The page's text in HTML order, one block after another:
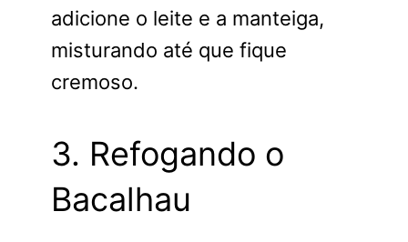
adicione o leite e a manteiga,
misturando até que fique
cremoso.
3. Refogando o
Bacalhau